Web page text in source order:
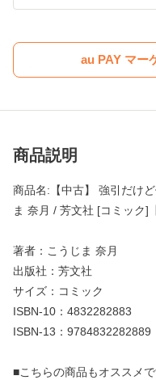
au PAY マー
商品説明
商品名:【中古】 強引だけ
ま 奈月 / 芳文社 [コミック]
著者：こうじま 奈月
出版社：芳文社
サイズ：コミック
ISBN-10：4832282883
ISBN-13：9784832282889
■こちらの商品もオススメ